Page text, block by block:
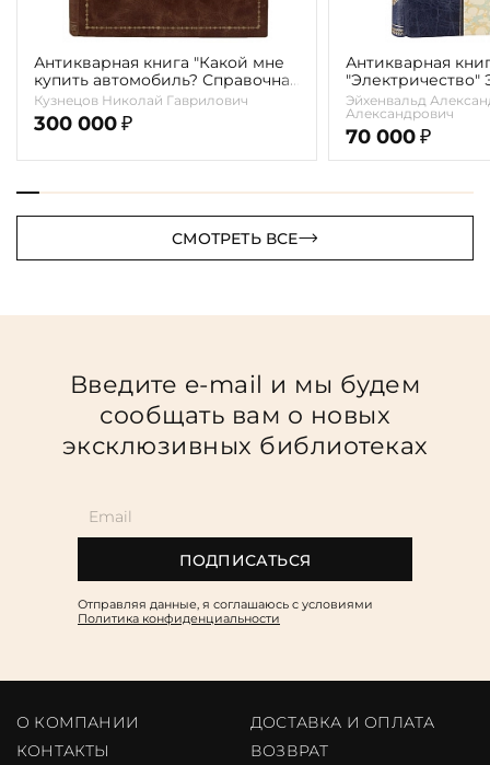
Антикварная книга "Какой мне
купить автомобиль? Справочная
книга для автомобилистов"
Кузнецов Н.Г. 1914г.
Кузнецов Николай Гаврилович
300 000 ₽
Антикварная
"Электричество"
А.А. 1913г.
Эйхенвальд
Александрович
70 000 ₽
СМОТРЕТЬ ВСЕ
Введите e-mail и мы будем
сообщать вам о новых
эксклюзивных библиотеках
ПОДПИСАТЬСЯ
Отправляя данные, я соглашаюсь c условиями
Политика конфиденциальности
О КОМПАНИИ
ДОСТАВКА И ОПЛАТА
КОНТАКТЫ
ВОЗВРАТ